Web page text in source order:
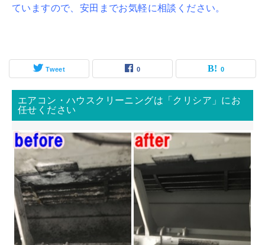
ていますので、安田までお気軽に相談ください。
Tweet 0 0
エアコン・ハウスクリーニングは「クリシア」にお
任せください